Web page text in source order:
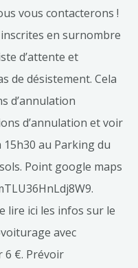
vous contacterons !
en surnombre
d’attente et
de désistement. Cela
d’annulation
d’annulation et voir
15h30 au Parking du
Point google maps
lire ici les infos sur le
avec
€. Prévoir